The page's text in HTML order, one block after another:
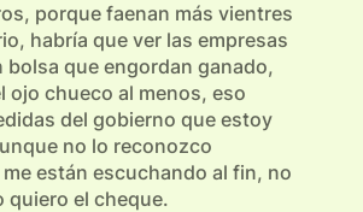
porque faenan más vientres
habría que ver las empresas
bolsa que engordan ganado,
ojo chueco al menos, eso
del gobierno que estoy
no lo reconozco
están escuchando al fin, no
quiero el cheque.